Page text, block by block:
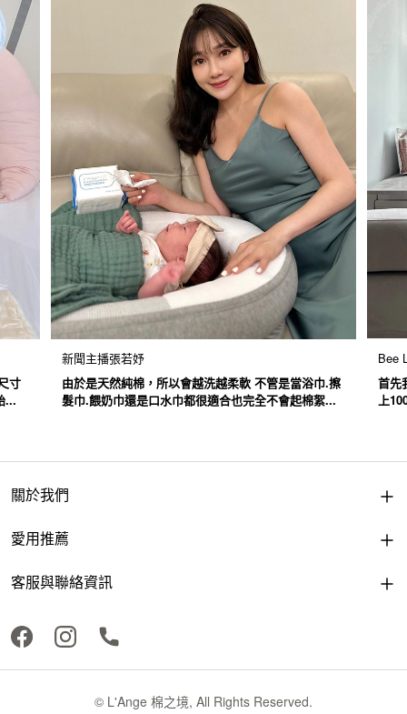
寸
...
新聞主播張若妤
由於是天然純棉，所以會越洗越柔軟 不管是當浴巾.擦
髮巾.餵奶巾還是口水巾都很適合也完全不會起棉絮...
Bee
首先
上
關於我們
愛用推薦
客服與聯絡資訊
© L'Ange 棉之境, All Rights Reserved.